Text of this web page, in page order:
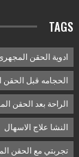
TAGS
ادوية الحقن
الحجامه قبل
الراحة بعد الحقن
النشا علاج الاسهال
تجربتي مع الحقن